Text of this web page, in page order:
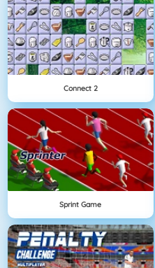
Connect 2
Sprint Game